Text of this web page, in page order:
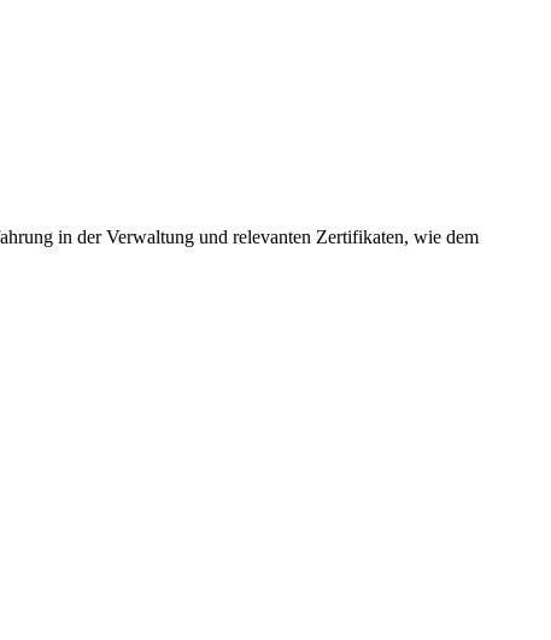
in der Verwaltung und relevanten Zertifikaten, wie dem